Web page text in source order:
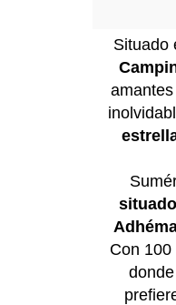
Situado
situado
Con